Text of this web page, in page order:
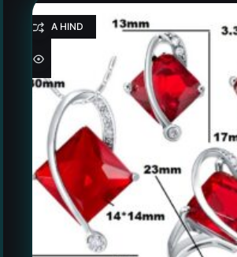
HEA HIND